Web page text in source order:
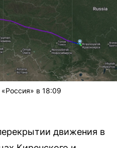
в 18:09
движения в